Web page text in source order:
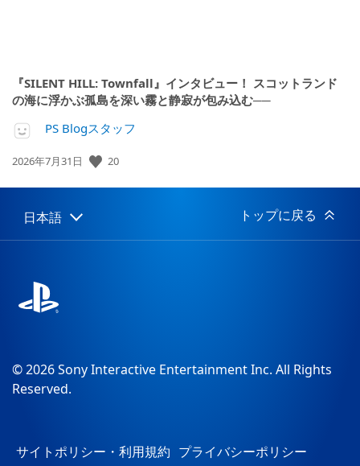
『SILENT HILL: Townfall』インタビュー！ スコットランド
の海に浮かぶ孤島を深い霧と静寂が包み込む──
PS Blogスタッフ
公
日:
2026年7月31日 20
Select
a
Current
region:
日本語 トップに戻る
© 2026 Sony Interactive Entertainment Inc. All Rights
Reserved.
サイトポリシー・利用規約 プライバシーポリシー